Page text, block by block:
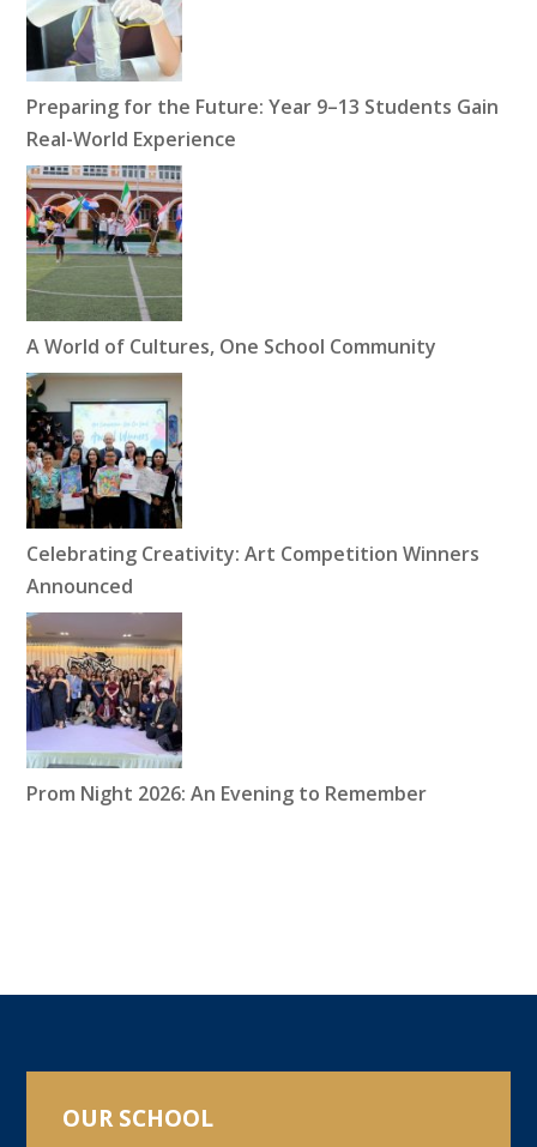
Preparing for the Future: Year 9–13 Students Gain
Real-World Experience
A World of Cultures, One School Community
Celebrating Creativity: Art Competition Winners
Announced
Prom Night 2026: An Evening to Remember
OUR SCHOOL